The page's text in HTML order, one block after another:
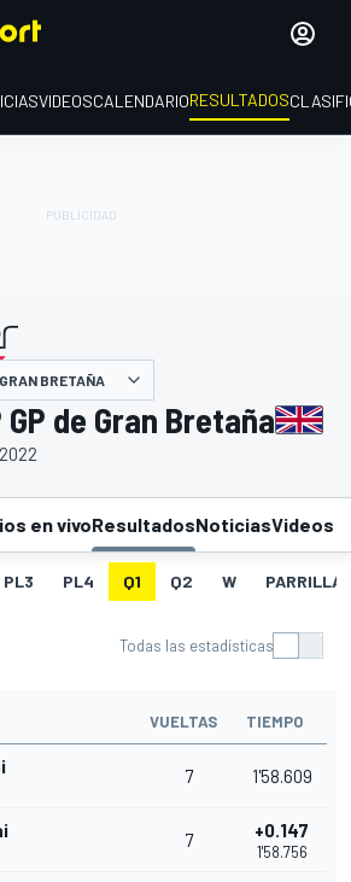
VIDEOSCALENDARIORESULTADOS
BRETAÑA
GP de Gran Bretaña
en vivoResultadosNoticiasVideos
PL3 PL4 Q1 Q2 W PARRILLA
Todas las estadísticas
VUELTAS TIEMPO
7 1'58.609
7 +0.147
1'58.756